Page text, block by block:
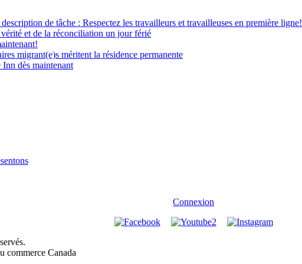
de tâche : Respectez les travailleurs et travailleuses en première ligne!
et de la réconciliation un jour férié
migrant(e)s méritent la résidence permanente
dès maintenant
Connexion
commerce Canada